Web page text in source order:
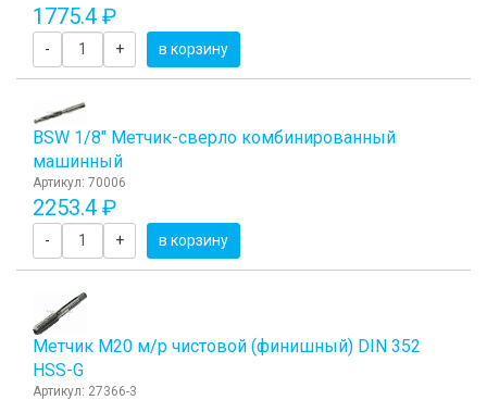
1775.4 ₽
- + в корзину
BSW 1/8" Метчик-сверло комбинированный
машинный
Артикул: 70006
2253.4 ₽
- + в корзину
Метчик М20 м/р чистовой (финишный) DIN 352
HSS-G
Артикул: 27366-3